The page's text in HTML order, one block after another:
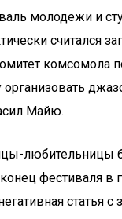
молодежи и
считался
комсомола
Майю.
любительницы
фестиваля в
статья с